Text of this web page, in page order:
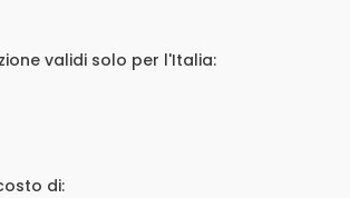
validi solo per l'Italia:
di: